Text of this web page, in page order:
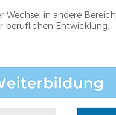
Wechsel in andere Bereich
beruflichen Entwicklung.